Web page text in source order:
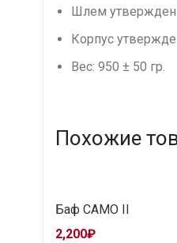
Шлем утвержден
Корпус
Вес: 950 ± 50 гр.
Похожие
Баф CAMO II
2,200₽